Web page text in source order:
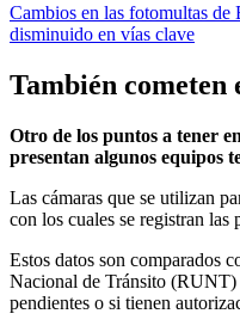
Cambios en las fotomultas
disminuido en vías clave
También cometen
Otro de los puntos a tener
presentan algunos equipos
Las cámaras que se utilizan
con los cuales se registran las
Estos datos son comparados
Nacional de Tránsito (RUNT)
pendientes o si tienen